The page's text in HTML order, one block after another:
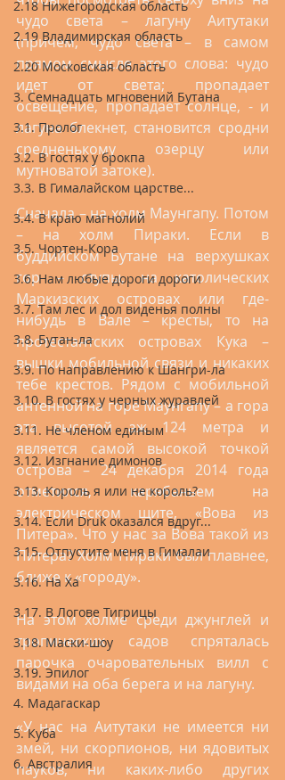
2.18 Нижегородская область
2.19 Владимирская область
2.20 Московская область
3. Семнадцать мгновений Бутана
3.1. Пролог
3.2. В гостях у брокпа
3.3. В Гималайском царстве...
3.4. В краю магнолий
3.5. Чортен-Кора
3.6. Нам любые дороги дороги
3.7. Там лес и дол виденья полны
3.8. Бутан-ла
3.9. По направлению к Шангри-ла
3.10. В гостях у черных журавлей
3.11. Не членом единым
3.12. Изгнание димонов
3.13. Король я или не король?
3.14. Если Druk оказался вдруг...
3.15. Отпустите меня в Гималаи
3.16. На Ха
3.17. В Логове Тигрицы
3.18. Маски-шоу
3.19. Эпилог
4. Мадагаскар
5. Куба
6. Австралия
чудо света – лагуну Аитутаки
(причем, чудо света – в самом
прямом смысле этого слова: чудо
идет от света; пропадает
освещение, пропадает солнце, - и
лагуна блекнет, становится сродни
средненькому озерцу или
мутноватой затоке).
Сначала – на холм Маунгапу. Потом
– на холм Пираки. Если в
буддийском Бутане на верхушках
гор – ступы, на католических
Маркизских островах или где-
нибудь в Вале – кресты, то на
протестантских островах Кука –
вышки мобильной связи и никаких
тебе крестов. Рядом с мобильной
антенной на горе Маунгапу – а гора
эта высотой аж 124 метра и
является самой высокой точкой
острова – 24 декабря 2014 года
отметился, карябаньем на
электрическом щите, «Вова из
Питера». Что у нас за Вова такой из
Питера? Холм Пираки был плавнее,
ближе к «городу».
На этом холме среди джунглей и
тропических садов спряталась
парочка очаровательных вилл с
видами на оба берега и на лагуну.
«У нас на Аитутаки не имеется ни
змей, ни скорпионов, ни ядовитых
пауков, ни каких-либо других